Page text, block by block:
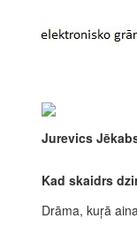
Jurevics
Kad skaidrs
Drāma, kuŗā